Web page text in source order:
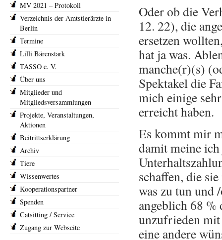
Oder ob die
12. 22), die
ersetzen
hat ja was.
manche(r)(s)
Spektakel die
mich einige
erreicht
Es kommt mir
damit meine
schaffen, die
was zu tun und
angeblich 68 %
unzufrieden
eine andere
MV 2021 – Protokoll
Verzeichnis der Amtstierärzte in
Berlin
Termine
Lilli Bärenstark
TASSO e. V.
Über uns
Mitglieder und
Mitgliedsversammlungen
Projekte, Veranstaltungen,
Aktionen
Beitrittserklärung
Archiv
Tiere
Wissenwertes
Kooperationspartner
Spenden
Catsitting / Service
Zugang zur Webseite